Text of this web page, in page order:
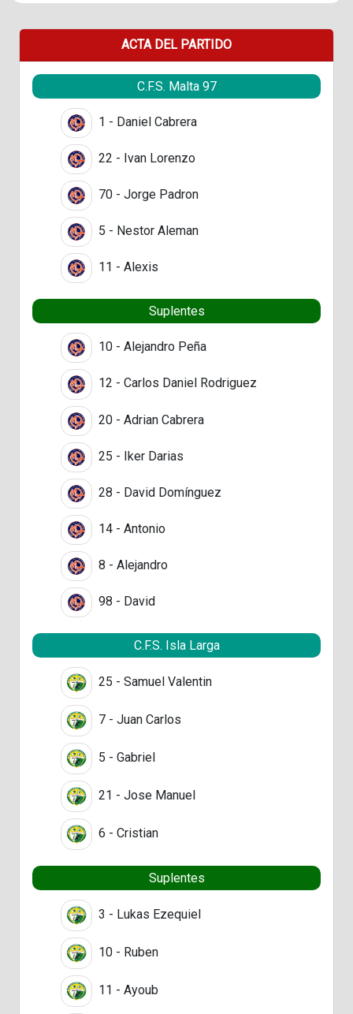
ACTA DEL PARTIDO
C.F.S. Malta 97
1 - Daniel Cabrera
22 - Ivan Lorenzo
70 - Jorge Padron
5 - Nestor Aleman
11 - Alexis
Suplentes
10 - Alejandro Peña
12 - Carlos Daniel Rodriguez
20 - Adrian Cabrera
25 - Iker Darias
28 - David Domínguez
14 - Antonio
8 - Alejandro
98 - David
C.F.S. Isla Larga
25 - Samuel Valentin
7 - Juan Carlos
5 - Gabriel
21 - Jose Manuel
6 - Cristian
Suplentes
3 - Lukas Ezequiel
10 - Ruben
11 - Ayoub